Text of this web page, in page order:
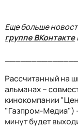
Еще больше
группе ВКонтакте
Рассчитанный на
альманах –
кинокомпании
"Газпром-Медиа")
минут будет